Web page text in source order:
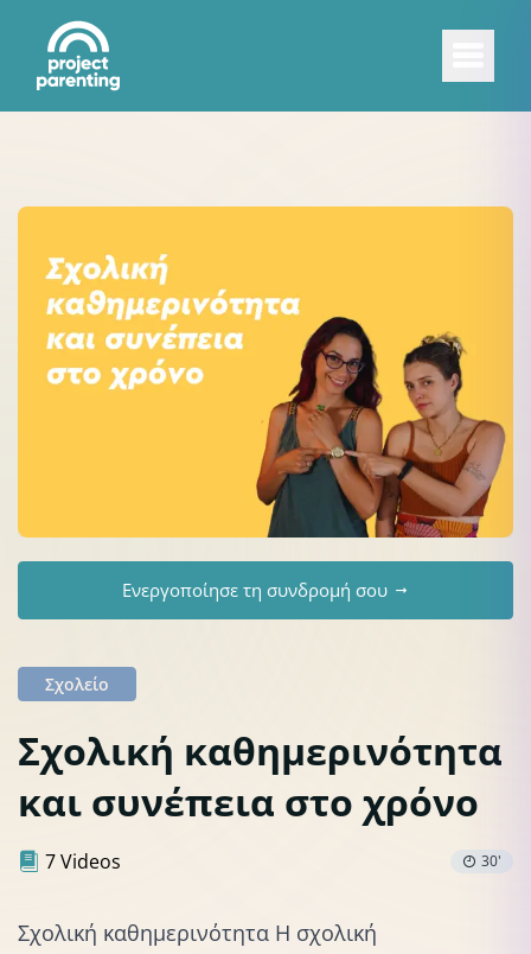
Ενεργοποίησε τη συνδρομή σου
Σχολείο
Σχολική καθημερινότητα
και συνέπεια στο χρόνο
7 Videos 30'
Σχολική καθημερινότητα Η σχολική